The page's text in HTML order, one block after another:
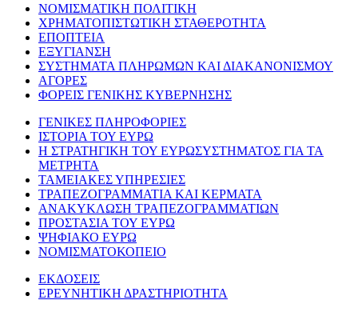
ΝΟΜΙΣΜΑΤΙΚΗ ΠΟΛΙΤΙΚΗ
ΧΡΗΜΑΤΟΠΙΣΤΩΤΙΚΗ ΣΤΑΘΕΡΟΤΗΤΑ
ΕΠΟΠΤΕΙΑ
ΕΞΥΓΙΑΝΣΗ
ΣΥΣΤΗΜΑΤΑ ΠΛΗΡΩΜΩΝ ΚΑΙ ΔΙΑΚΑΝΟΝΙΣΜΟΥ
ΑΓΟΡΕΣ
ΦΟΡΕΙΣ ΓΕΝΙΚΗΣ ΚΥΒΕΡΝΗΣΗΣ
ΓΕΝΙΚΕΣ ΠΛΗΡΟΦΟΡΙΕΣ
ΙΣΤΟΡΙΑ ΤΟΥ ΕΥΡΩ
Η ΣΤΡΑΤΗΓΙΚΗ ΤΟΥ ΕΥΡΩΣΥΣΤΗΜΑΤΟΣ ΓΙΑ ΤΑ
ΜΕΤΡΗΤΑ
ΤΑΜΕΙΑΚΕΣ ΥΠΗΡΕΣΙΕΣ
ΤΡΑΠΕΖΟΓΡΑΜΜΑΤΙΑ ΚΑΙ ΚΕΡΜΑΤΑ
ΑΝΑΚΥΚΛΩΣΗ ΤΡΑΠΕΖΟΓΡΑΜΜΑΤΙΩΝ
ΠΡΟΣΤΑΣΙΑ ΤΟΥ ΕΥΡΩ
ΨΗΦΙΑΚΟ ΕΥΡΩ
ΝΟΜΙΣΜΑΤΟΚΟΠΕΙΟ
ΕΚΔΟΣΕΙΣ
ΕΡΕΥΝΗΤΙΚΗ ΔΡΑΣΤΗΡΙΟΤΗΤΑ